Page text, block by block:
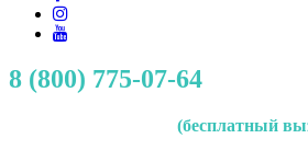
8 (800) 775-07-64
(бесплатный